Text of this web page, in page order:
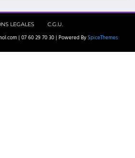
LEGALES C.G.U.
| 07 60 29 70 30 | Powered By SpiceThemes